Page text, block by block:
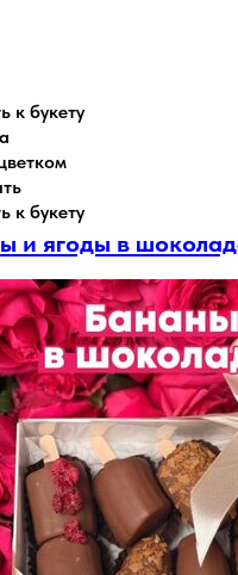
к букету
к букету
и ягоды в